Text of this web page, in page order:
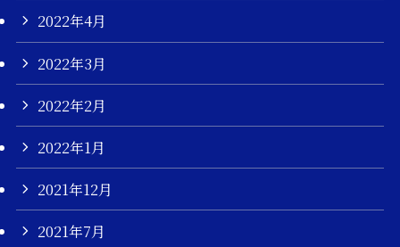
2022年4月
2022年3月
2022年2月
2022年1月
2021年12月
2021年7月